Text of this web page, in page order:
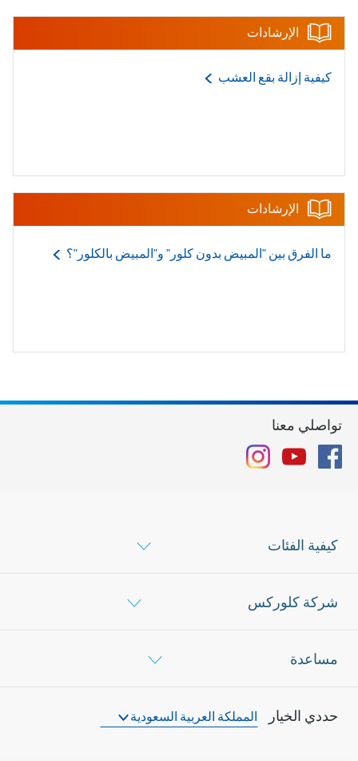
الإرشادات
كيفية إزالة بقع العشب
الإرشادات
ما الفرق بين "المبيض بدون كلور" و"المبيض بالكلور"؟
كيفية الفئات
شركة كلوركس
مساعدة
حددي الخيار المملكة العربية السعودية
تواصلي معنا
Facebook
YouTube
Instagram